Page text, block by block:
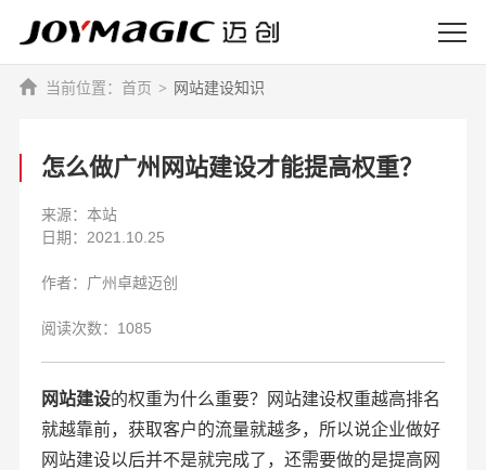
首页 网站建设知识
怎么做广州网站建设才能提高权重？
来源：本站
日期：2021.10.25
作者：广州卓越迈创
阅读次数：1085
网站建设的权重为什么重要？网站建设权重越高排名
就越靠前，获取客户的流量就越多，所以说企业做好
网站建设以后并不是就完成了，还需要做的是提高网